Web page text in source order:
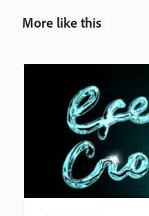
More like this